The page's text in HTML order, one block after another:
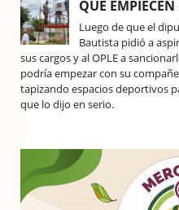
QUE
Luego de que el
Bautista pidió a
sus cargos y al OPLE a
podría empezar con su
tapizando espacios deportivos
que lo dijo en serio.